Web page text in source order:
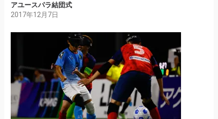
アユースパラ結団式
2017年12月7日